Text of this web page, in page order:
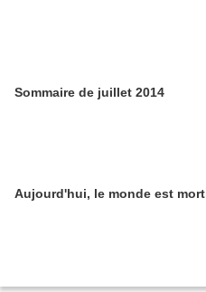
Sommaire de juillet 2014
Aujourd'hui, le monde est mort